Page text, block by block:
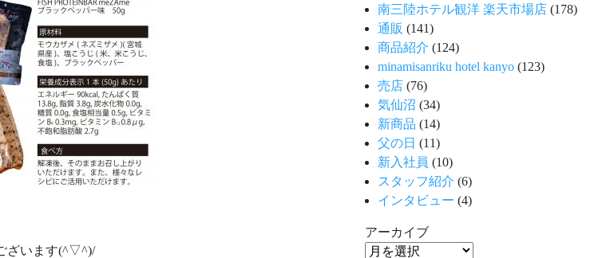
ざいます(^▽^)/
南三陸ホテル観洋 楽天市場店 (178)
通販 (141)
商品紹介 (124)
minamisanriku hotel kanyo (123)
売店 (76)
気仙沼 (34)
新商品 (14)
父の日 (11)
新入社員 (10)
スタッフ紹介 (6)
インタビュー (4)
アーカイブ